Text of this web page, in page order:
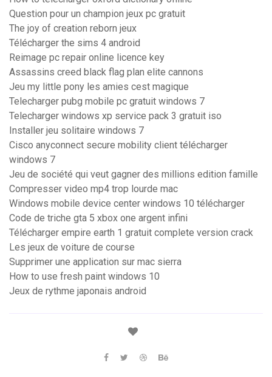
Question pour un champion jeux pc gratuit
The joy of creation reborn jeux
Télécharger the sims 4 android
Reimage pc repair online licence key
Assassins creed black flag plan elite cannons
Jeu my little pony les amies cest magique
Telecharger pubg mobile pc gratuit windows 7
Telecharger windows xp service pack 3 gratuit iso
Installer jeu solitaire windows 7
Cisco anyconnect secure mobility client télécharger
windows 7
Jeu de société qui veut gagner des millions edition famille
Compresser video mp4 trop lourde mac
Windows mobile device center windows 10 télécharger
Code de triche gta 5 xbox one argent infini
Télécharger empire earth 1 gratuit complete version crack
Les jeux de voiture de course
Supprimer une application sur mac sierra
How to use fresh paint windows 10
Jeux de rythme japonais android